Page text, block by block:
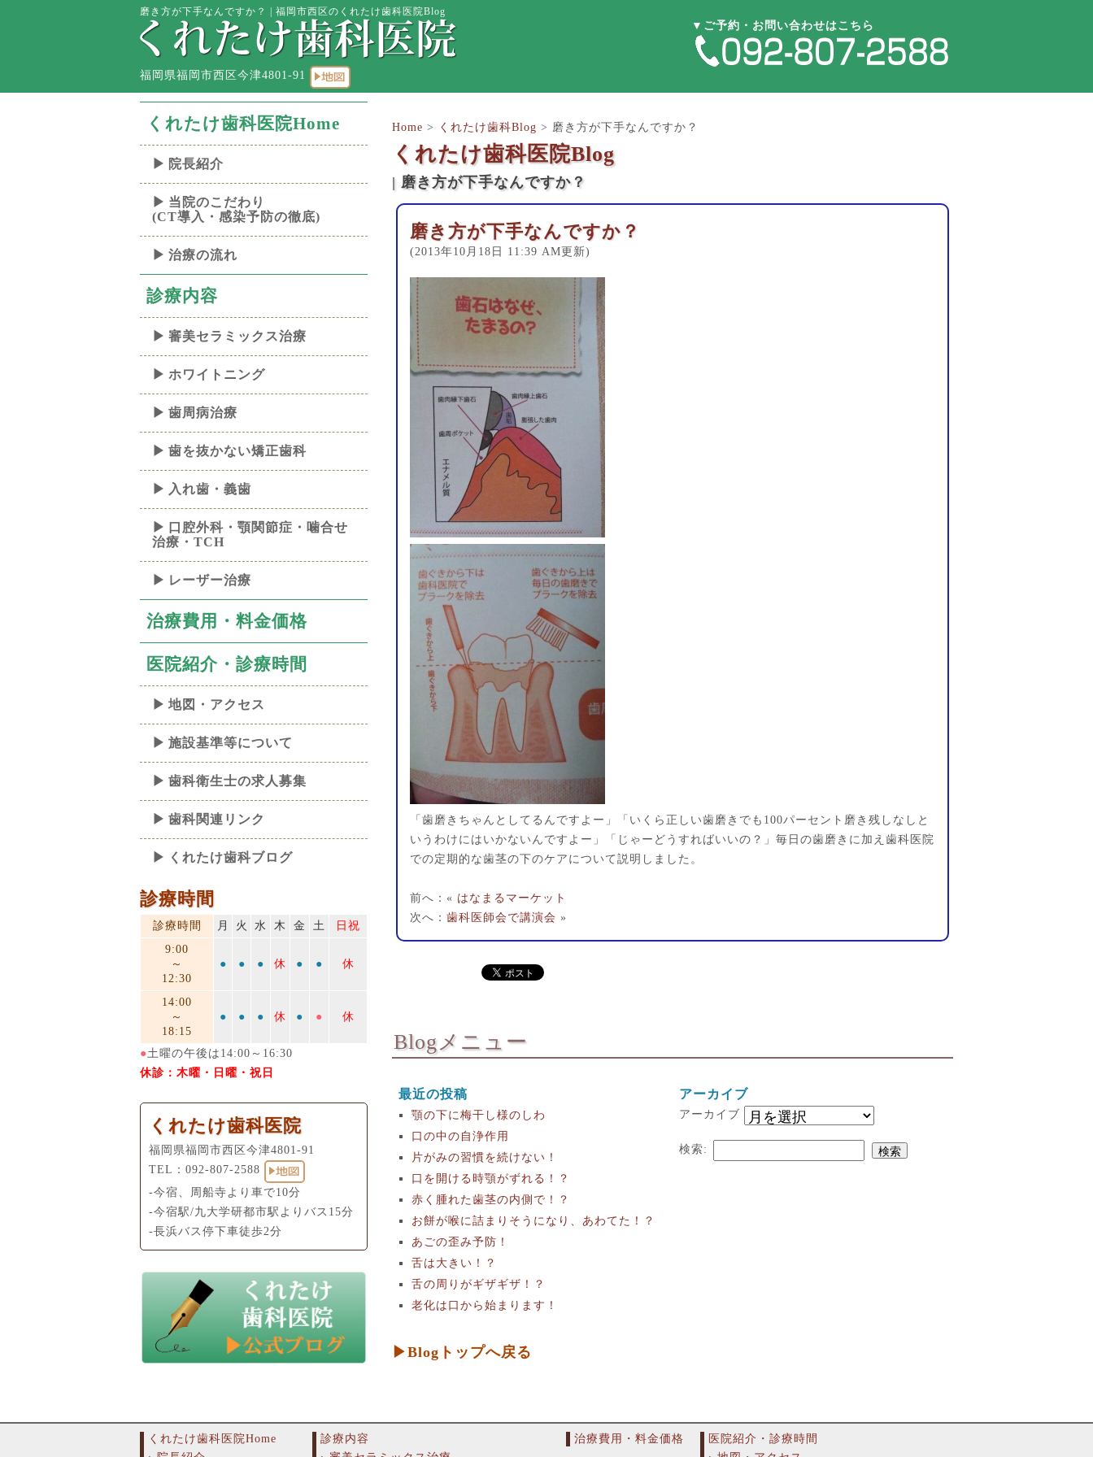
磨き方が下手なんですか？ | 福岡市西区のくれたけ歯科医院Blog
福岡県福岡市西区今津4801-91
▼ご予約・お問い合わせはこちら
くれたけ歯科医院Home
院長紹介
当院のこだわり
(CT導入・感染予防の徹底)
治療の流れ
診療内容
審美セラミックス治療
ホワイトニング
歯周病治療
歯を抜かない矯正歯科
入れ歯・義歯
口腔外科・顎関節症・噛合せ
治療・TCH
レーザー治療
治療費用・料金価格
医院紹介・診療時間
地図・アクセス
施設基準等について
歯科衛生士の求人募集
歯科関連リンク
くれたけ歯科ブログ
Home > くれたけ歯科Blog > 磨き方が下手なんですか？
くれたけ歯科医院Blog
| 磨き方が下手なんですか？
磨き方が下手なんですか？
(2013年10月18日 11:39 AM更新)
「歯磨きちゃんとしてるんですよー」「いくら正しい歯磨きでも100パーセント磨き残しなしと
いうわけにはいかないんですよー」「じゃーどうすればいいの？」毎日の歯磨きに加え歯科医院
での定期的な歯茎の下のケアについて説明しました。
前へ：« はなまるマーケット
次へ： 歯科医師会で講演会 »
Blogメニュー
最近の投稿
顎の下に梅干し様のしわ
口の中の自浄作用
片がみの習慣を続けない！
口を開ける時顎がずれる！？
赤く腫れた歯茎の内側で！？
お餅が喉に詰まりそうになり、あわてた！？
あごの歪み予防！
舌は大きい！？
舌の周りがギザギザ！？
老化は口から始まります！
アーカイブ
アーカイブ
検索:
▶Blogトップへ戻る
診療時間
診療時間 月 火 水 木 金 土
日祝
9:00
～
12:30
● ● ● 休 ● ● 休
14:00
～
18:15
● ● ● 休 ● ● 休
●土曜の午後は14:00～16:30
休診：木曜・日曜・祝日
くれたけ歯科医院
福岡県福岡市西区今津4801-91
TEL： 092-807-2588
-今宿、周船寺より車で10分
-今宿駅/九大学研都市駅よりバス15分
-長浜バス停下車徒歩2分
くれたけ歯科医院Home
診療内容
治療費用・料金価格
医院紹介・診療時間